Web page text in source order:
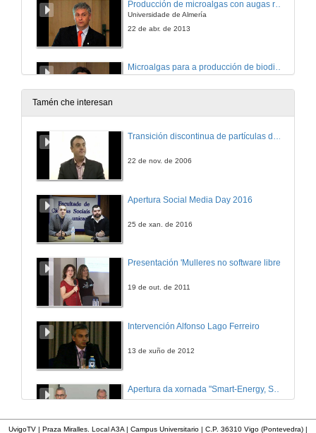
Universidade de Almería
22 de abr. de 2013
Microalgas para a producción de biodiesel
22 de abr. de 2013
Universidade de Pau
Tamén che interesan
Transición discontinua de partículas de microgel termosensible
22 de nov. de 2006
Apertura Social Media Day 2016
25 de xan. de 2016
Presentación 'Mulleres no software libre'
19 de out. de 2011
Intervención Alfonso Lago Ferreiro
13 de xuño de 2012
Apertura da xornada "Smart-Energy, Smart-City"
UvigoTV | Praza Miralles. Local A3A | Campus Universitario | C.P. 36310 Vigo (Pontevedra) |